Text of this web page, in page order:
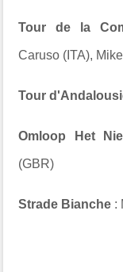
Tour de la
Caruso (ITA),
Tour
Omloop Het
(GBR)
Strade Bianche :